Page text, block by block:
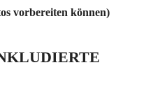
vorbereiten können)